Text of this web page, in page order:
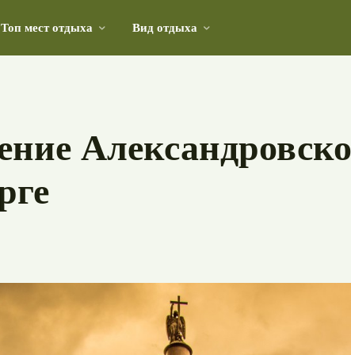
Топ мест отдыха Вид отдыха